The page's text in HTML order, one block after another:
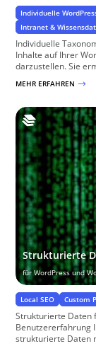
Individuelle
Intranet &
Individuelle
Inhalte auf Ihrer
darzustellen. Sie
MEHR ERFAHREN $
Strukturierte
für WordPress und
Local SEO Custom
Strukturierte Daten
Benutzererfahrung
strukturierte Daten